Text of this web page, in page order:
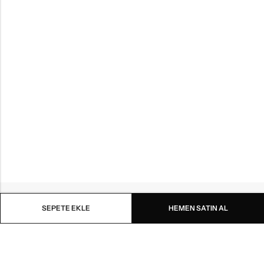
SEPETE EKLE HEMEN SATIN AL